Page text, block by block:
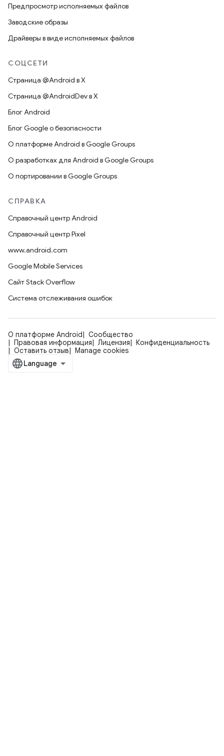
Предпросмотр исполняемых файлов
Заводские образы
Драйверы в виде исполняемых файлов
СОЦСЕТИ
Страница @Android в X
Страница @AndroidDev в X
Блог Android
Блог Google о безопасности
О платформе Android в Google Groups
О разработках для Android в Google Groups
О портировании в Google Groups
СПРАВКА
Справочный центр Android
Справочный центр Pixel
www.android.com
Google Mobile Services
Сайт Stack Overflow
Система отслеживания ошибок
О платформе Android
Сообщество
Правовая информация
Лицензия
Конфиденциальность
Оставить отзыв
Manage cookies